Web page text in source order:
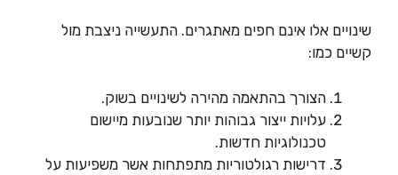
שינויים אלו אינם חפים מאתגרים. התעשייה ניצבת מול
קשיים כמו:
הצורך בהתאמה מהירה לשינויים בשוק.
עלויות ייצור גבוהות יותר שנובעות מיישום
טכנולוגיות חדשות.
דרישות רגולטוריות מתפתחות אשר משפיעות על